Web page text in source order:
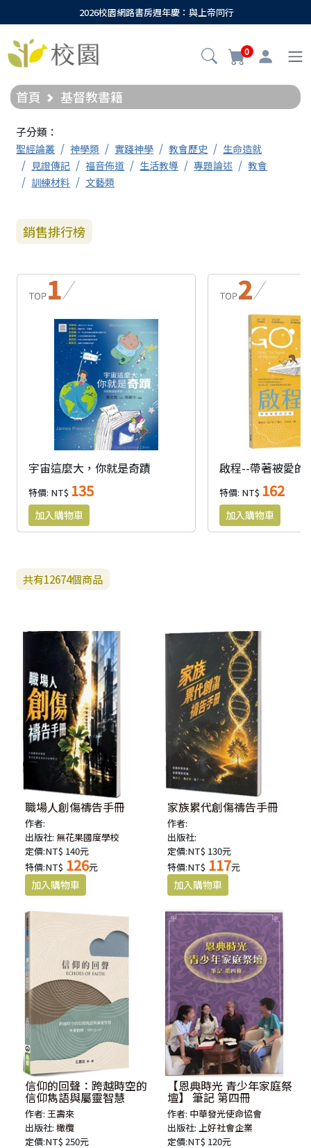
2026校園網路書房週年慶：與上帝同行
0
首頁 基督教書籍
子分類：
聖經論叢 神學類 實踐神學 教會歷史
生命造就
見證傳記
福音佈道 生活教導 專題論述
教會
訓練材料
文藝類
銷售排行榜
宇宙這麼大，你就是奇蹟
特價: NT$ 135
啟程--帶著被愛的
特價: NT$ 162
共有12674個商品
職場人創傷禱告手冊
作者:
出版社: 無花果國度學校
定價:NT$ 140元
特價:NT$ 126元
家族累代創傷禱告手冊
作者:
出版社:
定價:NT$ 130元
特價:NT$ 117元
信仰的回聲：跨越時空的
信仰雋語與屬靈智慧
作者:王壽來
出版社:橄欖
定價:NT$ 250元
【恩典時光 青少年家庭祭
壇】 筆記 第四冊
作者: 中華發光使命協會
出版社:上好社會企業
定價:NT$ 120元